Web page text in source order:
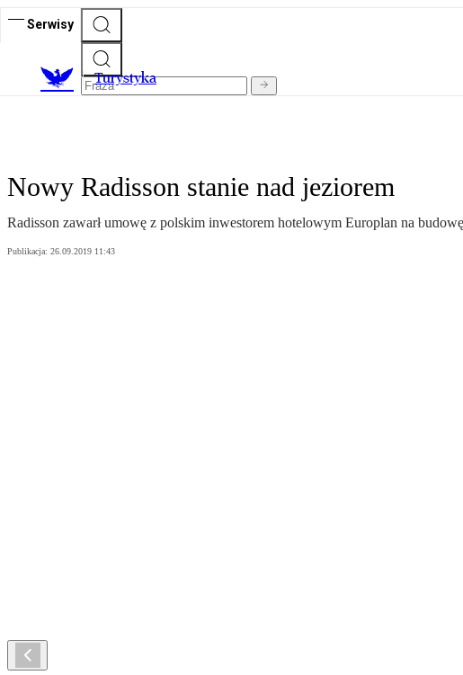
Serwisy
Turystyka
Nowy Radisson stanie nad jeziorem
Radisson zawarł umowę z polskim inwestorem hotelowym Europlan na
Publikacja: 26.09.2019 11:43